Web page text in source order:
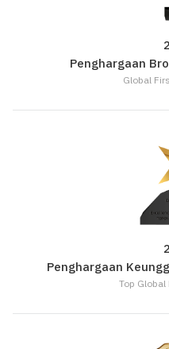
Penghargaan
Global
Penghargaan
Top Global